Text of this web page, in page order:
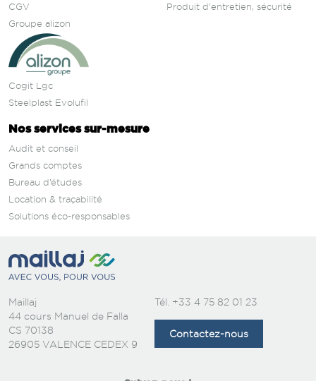
CGV
Groupe alizon
Cogit Lgc
Steelplast Evolufil
Produit d'entretien, sécurité
Nos services sur‑mesure
Audit et conseil
Grands comptes
Bureau d’études
Location & traçabilité
Solutions éco-responsables
Maillaj
44 cours Manuel de Falla
CS 70138
26905 VALENCE CEDEX 9
Tél. +33 4 75 82 01 23
Contactez-nous